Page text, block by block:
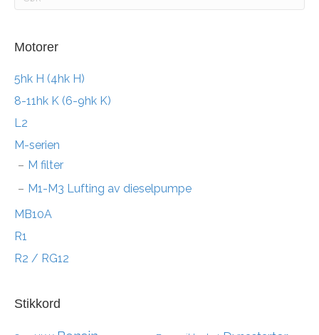
Motorer
5hk H (4hk H)
8-11hk K (6-9hk K)
L2
M-serien
M filter
M1-M3 Lufting av dieselpumpe
MB10A
R1
R2 / RG12
Stikkord